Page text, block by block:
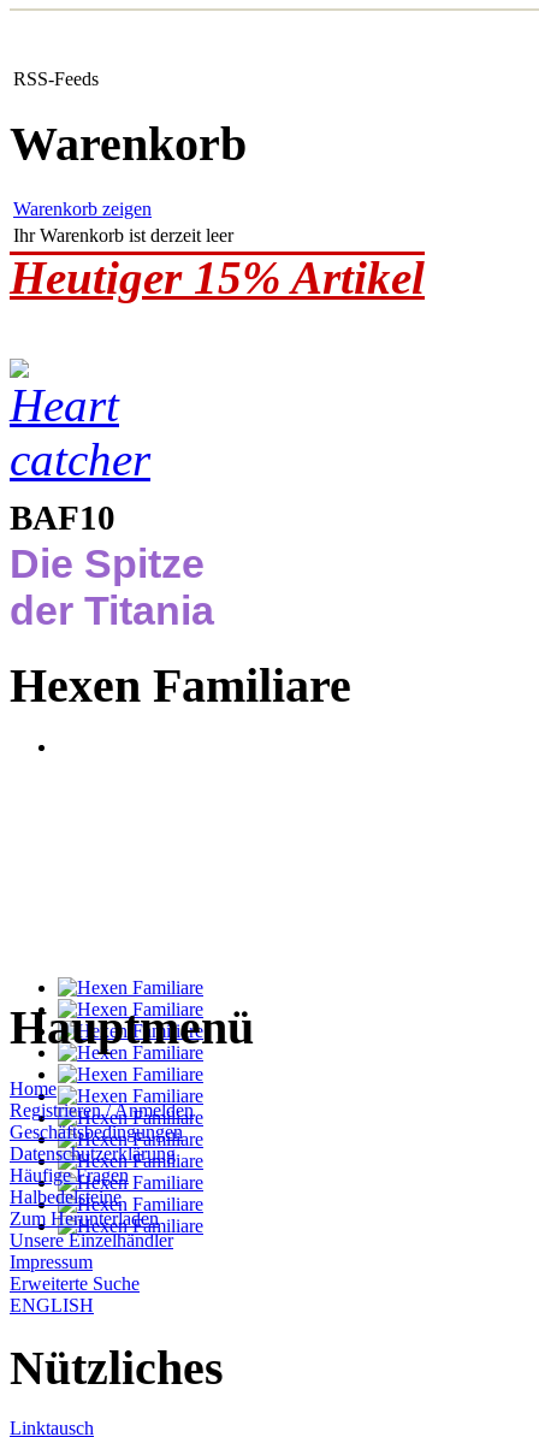
RSS-Feeds
Warenkorb
Warenkorb zeigen
Ihr Warenkorb ist derzeit leer
Heutiger 15% Artikel
BAF10
Die Spitze
der Titania
Hexen Familiare
Hauptmenü
Home
Registrieren / Anmelden
Geschäftsbedingungen
Datenschutzerklärung
Häufige Fragen
Halbedelsteine
Zum Herunterladen
Unsere Einzelhändler
Impressum
Erweiterte Suche
ENGLISH
Nützliches
Linktausch